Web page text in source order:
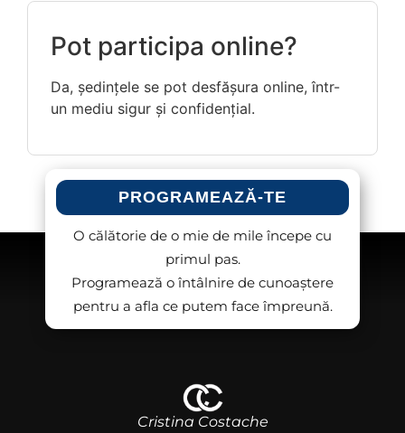
Pot participa online?
Da, ședințele se pot desfășura online, într-
un mediu sigur și confidențial.
PROGRAMEAZĂ-TE
O călătorie de o mie de mile începe cu
primul pas.
Programează o întâlnire de cunoaștere
pentru a afla ce putem face împreună.
Cristina Costache